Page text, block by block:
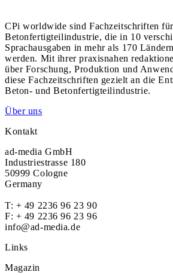
CPi worldwide sind Fachzeitschriften
Betonfertigteilindustrie, die in 10
Sprachausgaben in mehr als 170
werden. Mit ihrer praxisnahen
über Forschung, Produktion und
diese Fachzeitschriften gezielt an die
Beton- und Betonfertigteilindustrie.
Über uns
Kontakt
ad-media GmbH
Industriestrasse 180
50999 Cologne
Germany
T: + 49 2236 96 23 90
F: + 49 2236 96 23 96
info@ad-media.de
Links
Magazin